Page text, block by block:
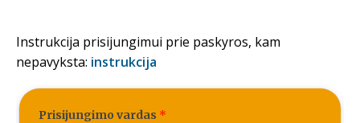
Instrukcija prisijungimui prie paskyros, kam
nepavyksta: instrukcija
Prisijungimo vardas *